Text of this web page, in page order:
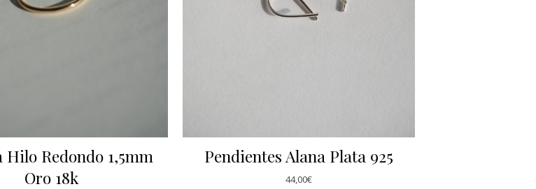
Hilo Redondo 1,5mm
Oro 18k
Pendientes Alana Plata 925
44,00€